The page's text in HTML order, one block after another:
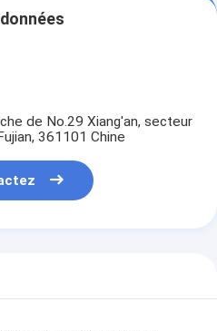
de No.29 Xiang'an, secteur
361101 Chine